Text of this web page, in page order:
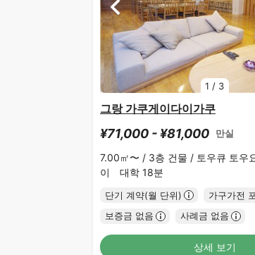
1 / 3
그랑 가쿠게이다이가쿠
¥71,000 - ¥81,000 만실
7.00㎡〜 / 3층 건물 / 토우큐 토우
이 대학 18분
단기 계약(월 단위)
가구가전
보증금 없음
사례금 없음
상세 보기